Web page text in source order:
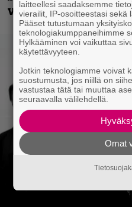
vaikutuksen
laitteellesi saadaksemme
vierailit, IP-osoitteestasi sekä
Pääset tutustumaan
teknologiakumppaneihimme
Hylkääminen voi vaikuttaa
käytettävyyteen.
Jotkin teknologiamme voivat
suostumusta, jos niillä on
vastustaa tätä tai muuttaa
seuraavalla välilehdellä.
Omat